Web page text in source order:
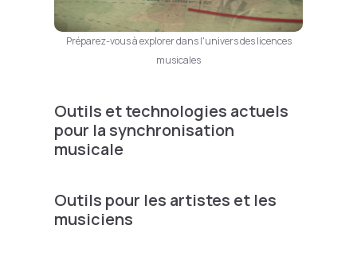
Préparez-vous à explorer dans l'univers des licences
musicales
Outils et technologies actuels
pour la synchronisation
musicale
Outils pour les artistes et les
musiciens